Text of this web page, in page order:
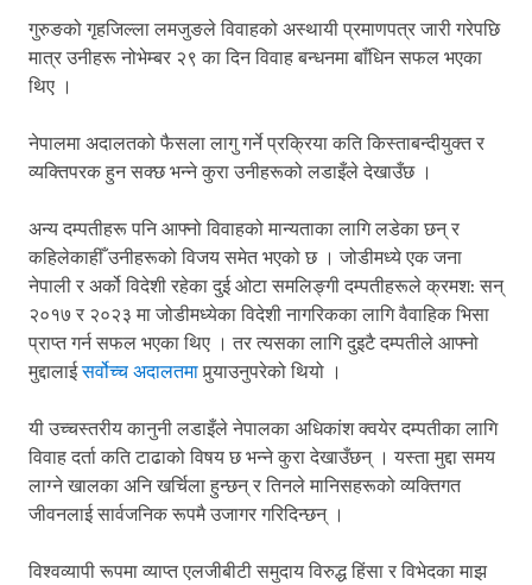
गुरुङको गृहजिल्ला लमजुङले विवाहको अस्थायी प्रमाणपत्र जारी गरेपछि
मात्र उनीहरू नोभेम्बर २९ का दिन विवाह बन्धनमा बाँधिन सफल भएका
थिए ।
नेपालमा अदालतको फैसला लागु गर्ने प्रक्रिया कति किस्ताबन्दीयुक्त र
व्यक्तिपरक हुन सक्छ भन्ने कुरा उनीहरूको लडाइँले देखाउँछ ।
अन्य दम्पतीहरू पनि आफ्नो विवाहको मान्यताका लागि लडेका छन् र
कहिलेकाहीँ उनीहरूको विजय समेत भएको छ । जोडीमध्ये एक जना
नेपाली र अर्को विदेशी रहेका दुई ओटा समलिङ्गी दम्पतीहरूले क्रमश: सन्
२०१७ र २०२३ मा जोडीमध्येका विदेशी नागरिकका लागि वैवाहिक भिसा
प्राप्त गर्न सफल भएका थिए । तर त्यसका लागि दुइटै दम्पतीले आफ्नो
मुद्दालाईसर्वोच्च अदालतमापुर्‍याउनुपरेको थियो ।
यी उच्चस्तरीय कानुनी लडाइँले नेपालका अधिकांश क्वयेर दम्पतीका लागि
विवाह दर्ता कति टाढाको विषय छ भन्ने कुरा देखाउँछन् । यस्ता मुद्दा समय
लाग्ने खालका अनि खर्चिला हुन्छन् र तिनले मानिसहरूको व्यक्तिगत
जीवनलाई सार्वजनिक रूपमै उजागर गरिदिन्छन् ।
विश्वव्यापी रूपमा व्याप्त एलजीबीटी समुदाय विरुद्ध हिंसा र विभेदका माझ